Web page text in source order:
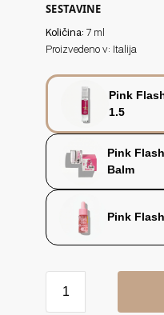
SESTAVINE
Količina: 7 ml
Proizvedeno v: Italija
Pink
1.5
Pink
Balm
Pink